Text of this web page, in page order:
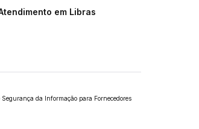
em Libras
Segurança da Informação para Fornecedores